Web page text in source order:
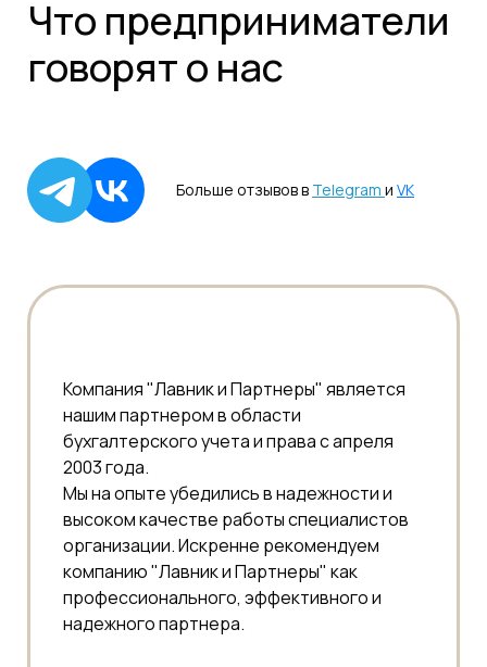
Больше отзывов в Telegram и VK
Что предприниматели
говорят о нас
Компания "Лавник и Партнеры" является
нашим партнером в области
бухгалтерского учета и права с апреля
2003 года.
Мы на опыте убедились в надежности и
высоком качестве работы специалистов
организации. Искренне рекомендуем
компанию "Лавник и Партнеры" как
профессионального, эффективного и
надежного партнера.